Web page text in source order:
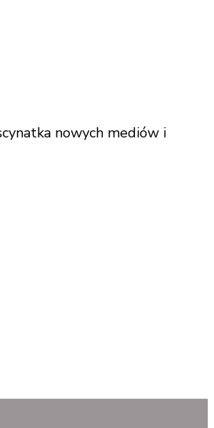
nowych mediów i